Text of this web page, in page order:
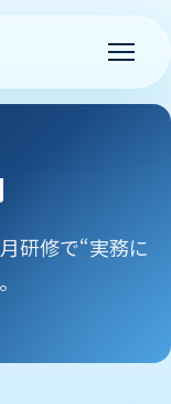
研修で“実務に